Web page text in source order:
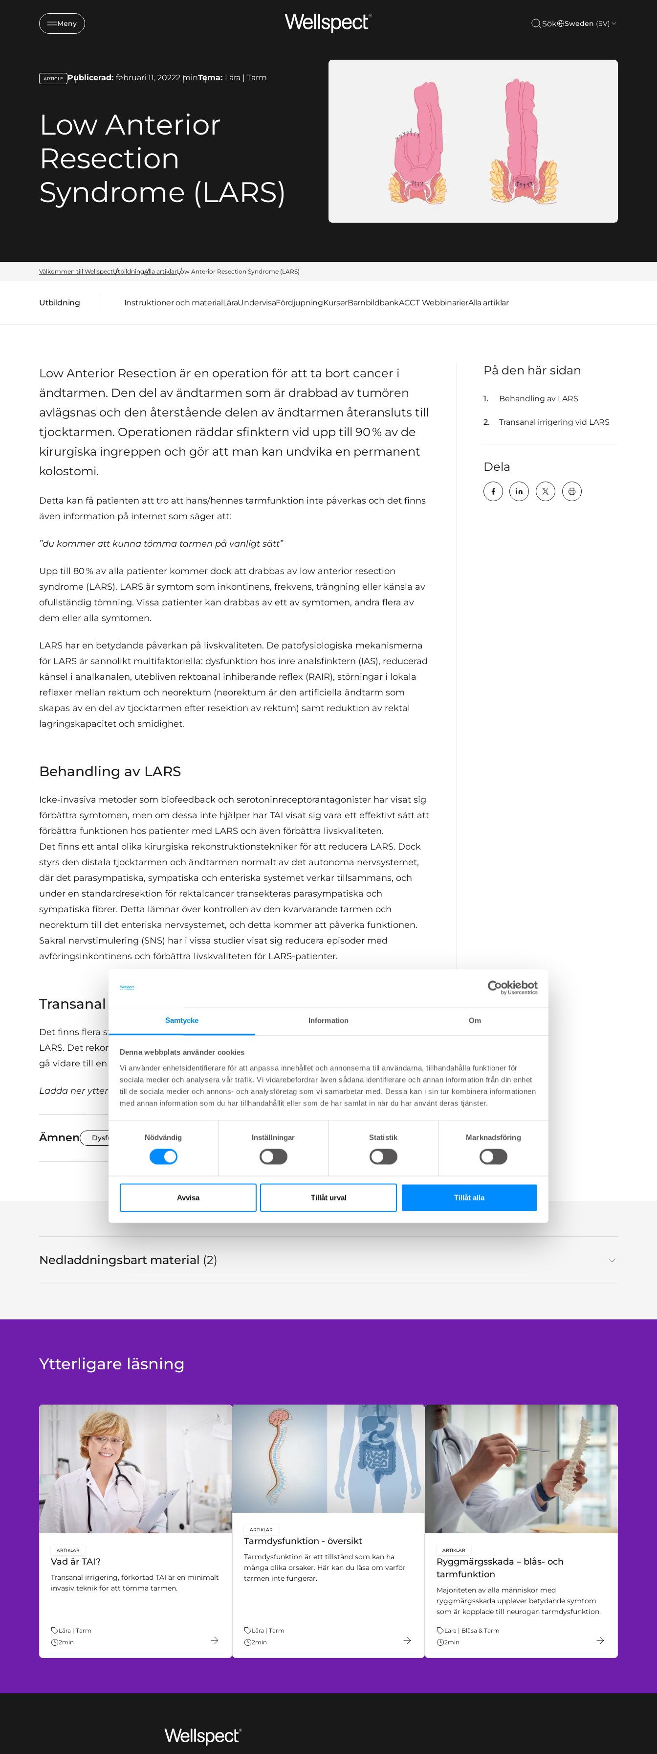
Samtycke Information Om
Denna webbplats använder cookies
Vi använder enhetsidentifierare för att anpassa innehållet och annonserna till användarna, tillhandahålla funktioner för
sociala medier och analysera vår trafik. Vi vidarebefordrar även sådana identifierare och annan information från din enhet
till de sociala medier och annons- och analysföretag som vi samarbetar med. Dessa kan i sin tur kombinera informationen
med annan information som du har tillhandahållit eller som de har samlat in när du har använt deras tjänster.
Nödvändig
Inställningar Statistik Marknadsföring
Avvisa Tillåt urval Tillåt alla
Meny
Wellspect
Sök Sweden (SV)
Low Anterior
Resection
Syndrome (LARS)
key:global.content-type:
ARTICLE Publicerad: februari 11, 20222 minTema: Lära | Tarm
Välkommen till WellspectUtbildningAlla artiklarLow Anterior Resection Syndrome (LARS)
Överordnad sida:
Utbildning Instruktioner och material LäraUndervisaFördjupningKurserBarnbildbankACCT WebbinarierAlla artiklar
Low Anterior Resection är en operation för att ta bort cancer i
ändtarmen. Den del av ändtarmen som är drabbad av tumören
avlägsnas och den återstående delen av ändtarmen återansluts till
tjocktarmen. Operationen räddar sfinktern vid upp till 90 % av de
kirurgiska ingreppen och gör att man kan undvika en permanent
kolostomi.
Detta kan få patienten att tro att hans/hennes tarmfunktion inte påverkas och det finns
även information på internet som säger att:
”du kommer att kunna tömma tarmen på vanligt sätt”
Upp till 80 % av alla patienter kommer dock att drabbas av low anterior resection
syndrome (LARS). LARS är symtom som inkontinens, frekvens, trängning eller känsla av
ofullständig tömning. Vissa patienter kan drabbas av ett av symtomen, andra flera av
dem eller alla symtomen.
LARS har en betydande påverkan på livskvaliteten. De patofysiologiska mekanismerna
för LARS är sannolikt multifaktoriella: dysfunktion hos inre analsfinktern (IAS), reducerad
känsel i analkanalen, utebliven rektoanal inhiberande reflex (RAIR), störningar i lokala
reflexer mellan rektum och neorektum (neorektum är den artificiella ändtarm som
skapas av en del av tjocktarmen efter resektion av rektum) samt reduktion av rektal
lagringskapacitet och smidighet.
Behandling av LARS
Icke-invasiva metoder som biofeedback och serotoninreceptorantagonister har visat sig
förbättra symtomen, men om dessa inte hjälper har TAI visat sig vara ett effektivt sätt att
förbättra funktionen hos patienter med LARS och även förbättra livskvaliteten.
Det finns ett antal olika kirurgiska rekonstruktionstekniker för att reducera LARS. Dock
styrs den distala tjocktarmen och ändtarmen normalt av det autonoma nervsystemet,
där det parasympatiska, sympatiska och enteriska systemet verkar tillsammans, och
under en standardresektion för rektalcancer transekteras parasympatiska och
sympatiska fibrer. Detta lämnar över kontrollen av den kvarvarande tarmen och
neorektum till det enteriska nervsystemet, och detta kommer att påverka funktionen.
Sakral nervstimulering (SNS) har i vissa studier visat sig reducera episoder med
avföringsinkontinens och förbättra livskvaliteten för LARS-patienter.
Transanal irrigering vid LARS
Det finns flera studier som stöder användningen av TAI för att behandla symtom från
LARS. Det rekommenderas att börja med en liten volym av irrigeringsvätska och sedan
gå vidare till en högre volym om det behövs.
Ladda ner ytterligare material
Ämnen Dysfunktion Tarm
På den här sidan
Behandling av LARS
Transanal irrigering vid LARS
Dela
key:global.print-this-
Nedladdningsbart material 2Totalt
Ytterligare läsning
Vad är TAI?
ARTIKLAR
Transanal irrigering, förkortad TAI är en minimalt
invasiv teknik för att tömma tarmen.
Tema:
Lära | Tarm
2min
Tarmdysfunktion - översikt
key:global.content-type:
ARTIKLAR
Tarmdysfunktion är ett tillstånd som kan ha
många olika orsaker. Här kan du läsa om varför
tarmen inte fungerar.
Tema:
Lära | Tarm
2min
Ryggmärgsskada – blås- och
tarmfunktion
key:global.content-type:
ARTIKLAR
Majoriteten av alla människor med
ryggmärgsskada upplever betydande symtom
som är kopplade till neurogen tarmdysfunktion.
Tema:
Lära | Blåsa & Tarm
2min
Wellspect